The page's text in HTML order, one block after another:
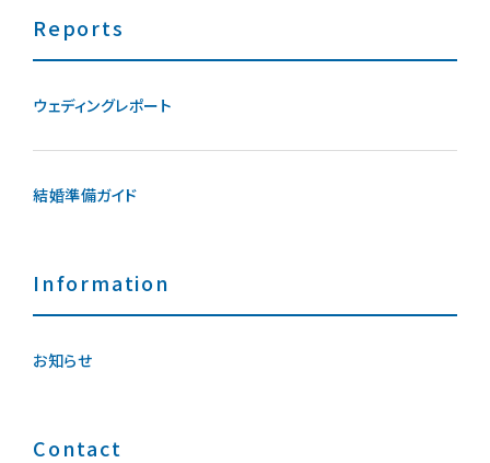
Reports
ウェディングレポート
結婚準備ガイド
Information
お知らせ
Contact